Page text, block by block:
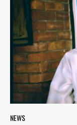
NEWS